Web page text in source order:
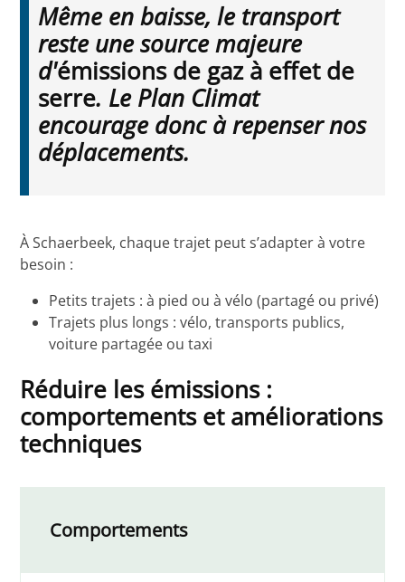
Même en baisse, le transport
reste une source majeure
d'émissions de gaz à effet de
serre. Le Plan Climat
encourage donc à repenser nos
déplacements.
À Schaerbeek, chaque trajet peut s’adapter à votre
besoin :
Petits trajets : à pied ou à vélo (partagé ou privé)
Trajets plus longs : vélo, transports publics,
voiture partagée ou taxi
Réduire les émissions :
comportements et améliorations
techniques
Comportements